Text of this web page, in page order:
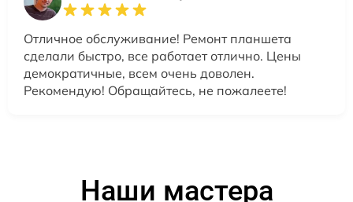
Отличное обслуживание! Ремонт планшета
сделали быстро, все работает отлично. Цены
демократичные, всем очень доволен.
Рекомендую! Обращайтесь, не пожалеете!
Наши мастера